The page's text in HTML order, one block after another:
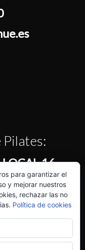
16
de 7:30 a 22
Horario: de
para garantizar el
y mejorar nuestros
rechazar las no
Política de cookies